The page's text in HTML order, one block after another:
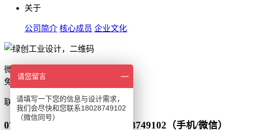
关于
公司简介 核心成员 企业文化
微信扫一扫
免费获取设计报价
联系
0755-86550255（座机） 18028749102（手机/微信）
请您留言
请填写一下您的信息与设计需求，
我们会尽快和您联系18028749102
（微信同号）